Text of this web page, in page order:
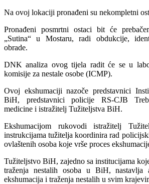
Na ovoj lokaciji pronađeni su nekompletni
Pronađeni posmrtni ostaci bit će
„Sutina“ u Mostaru, radi obdukcije,
obrade.
DNK analiza ovog tijela radit će se u
komisije za nestale osobe (ICMP).
Ovoj ekshumaciji nazoče predstavnici
BiH, predstavnici policije RS-CJB
medicine i istražitelj Tužiteljstva BiH.
Ekshumacijom rukovodi istražitelj
instrukcijama tužitelja koordinira rad
ovlaštenih osoba koje vrše proces
Tužiteljstvo BiH, zajedno sa institucijama
traženja nestalih osoba u BiH, nastavlja
ekshumacija i traženja nestalih u svim